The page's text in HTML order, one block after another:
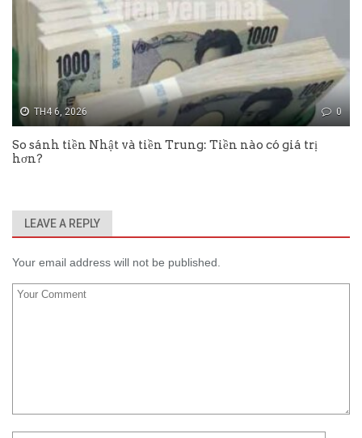
TH4 6, 2026 0
So sánh tiền Nhật và tiền Trung: Tiền nào có giá trị
hơn?
LEAVE A REPLY
Your email address will not be published.